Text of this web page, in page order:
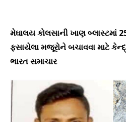
મેઘાલય કોલસાની ખાણ બ્લાસ્ટમાં
ફસાયેલા મજૂરોને બચાવવા માટે
ભારત સમાચાર